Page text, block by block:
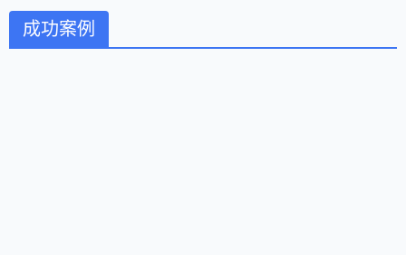
成功案例